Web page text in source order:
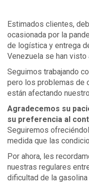
Estimados clientes,
ocasionada por la
de logística y entrega
Venezuela se han visto
Seguimos trabajando
pero los problemas de
están afectando
Agradecemos su
su preferencia al
Seguiremos
medida que las
Por ahora, les
nuestras regulares
dificultad de la